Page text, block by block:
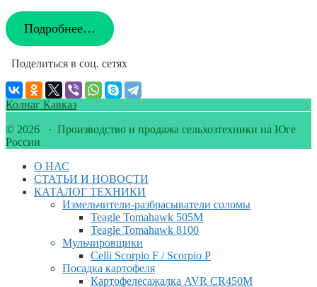
Подробнее…
Поделиться в соц. сетях
Колнаг Кавказ
© 2026 · Производство и продажа сельхозтехники на Юге
России
О НАС
СТАТЬИ И НОВОСТИ
КАТАЛОГ ТЕХНИКИ
Измельчители-разбрасыватели соломы
Teagle Tomahawk 505M
Teagle Tomahawk 8100
Мульчировщики
Celli Scorpio F / Scorpio P
Посадка картофеля
Картофелесажалка AVR CR450M